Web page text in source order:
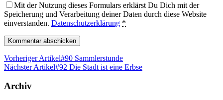
Mit der Nutzung dieses Formulars erklärst Du Dich mit der
Speicherung und Verarbeitung deiner Daten durch diese Website
einverstanden. Datenschutzerklärung *
Vorheriger Artikel#90 Sammlerstunde
Nächster Artikel#92 Die Stadt ist eine Erbse
Archiv